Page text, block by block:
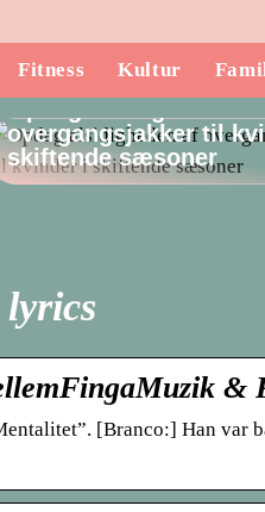
Fitness Kultur
overgangsjakker til
skiftende sæsoner
&
[Branco:] Han var